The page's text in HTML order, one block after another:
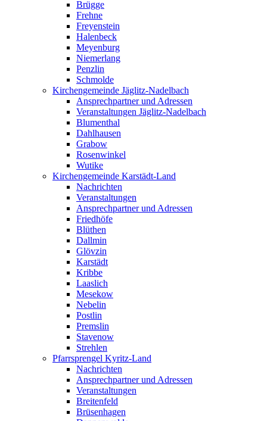
Brügge
Frehne
Freyenstein
Halenbeck
Meyenburg
Niemerlang
Penzlin
Schmolde
Kirchengemeinde Jäglitz-Nadelbach
Ansprechpartner und Adressen
Veranstaltungen Jäglitz-Nadelbach
Blumenthal
Dahlhausen
Grabow
Rosenwinkel
Wutike
Kirchengemeinde Karstädt-Land
Nachrichten
Veranstaltungen
Ansprechpartner und Adressen
Friedhöfe
Blüthen
Dallmin
Glövzin
Karstädt
Kribbe
Laaslich
Mesekow
Nebelin
Postlin
Premslin
Stavenow
Strehlen
Pfarrsprengel Kyritz-Land
Nachrichten
Ansprechpartner und Adressen
Veranstaltungen
Breitenfeld
Brüsenhagen